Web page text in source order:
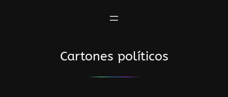
Cartones políticos